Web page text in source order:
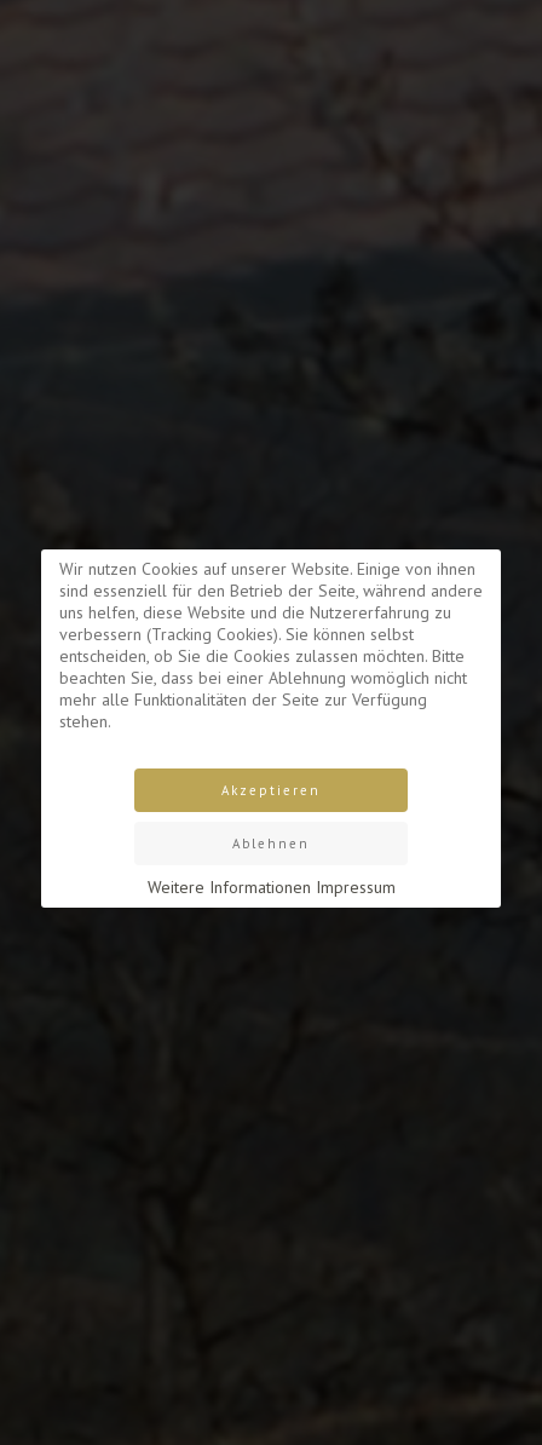
Wir nutzen Cookies auf unserer Website. Einige von ihnen
sind essenziell für den Betrieb der Seite, während andere
uns helfen, diese Website und die Nutzererfahrung zu
verbessern (Tracking Cookies). Sie können selbst
entscheiden, ob Sie die Cookies zulassen möchten. Bitte
beachten Sie, dass bei einer Ablehnung womöglich nicht
mehr alle Funktionalitäten der Seite zur Verfügung
stehen.
Akzeptieren
Ablehnen
Weitere Informationen Impressum